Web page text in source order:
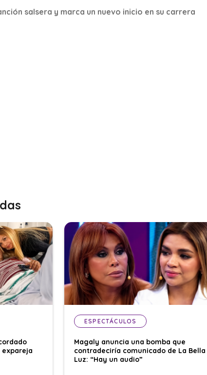
salsera y marca un nuevo inicio en su carrera
ESPECTÁCULOS
Magaly anuncia una bomba que
contradeciría comunicado de La Bella
Luz: “Hay un audio”